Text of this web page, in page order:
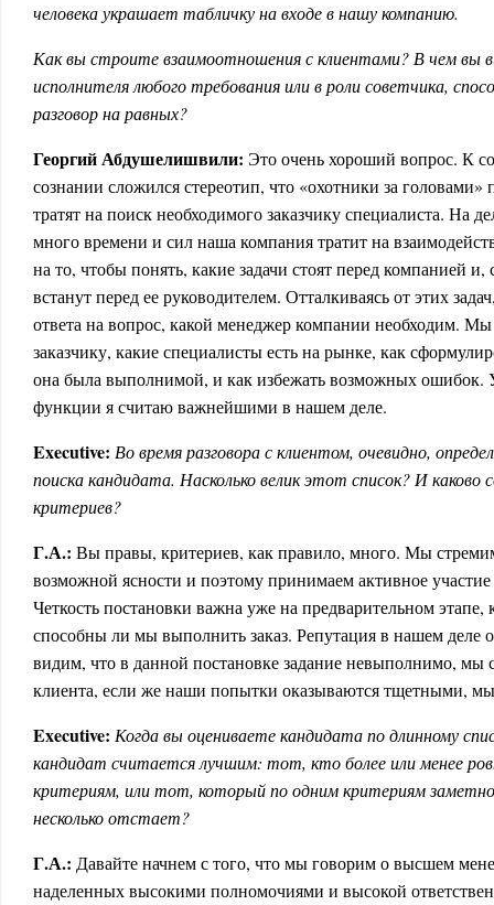
человека украшает табличку на входе в нашу компанию.
Как вы строите взаимоотношения с клиентами? В чем вы
исполнителя любого требования или в роли советчика,
разговор на равных?
Георгий Абдушелишвили: Это очень хороший вопрос. К
сознании сложился стереотип, что «охотники за головами»
тратят на поиск необходимого заказчику специалиста. На
много времени и сил наша компания тратит на
на то, чтобы понять, какие задачи стоят перед компанией и,
встанут перед ее руководителем. Отталкиваясь от этих
ответа на вопрос, какой менеджер компании необходим.
заказчику, какие специалисты есть на рынке, как
она была выполнимой, и как избежать возможных ошибок.
функции я считаю важнейшими в нашем деле.
Executive: Во время разговора с клиентом, очевидно,
поиска кандидата. Насколько велик этот список? И каково
критериев?
Г.А.: Вы правы, критериев, как правило, много. Мы
возможной ясности и поэтому принимаем активное
Четкость постановки важна уже на предварительном
способны ли мы выполнить заказ. Репутация в нашем деле
видим, что в данной постановке задание невыполнимо, мы
клиента, если же наши попытки оказываются тщетными, мы
Executive: Когда вы оцениваете кандидата по длинному
кандидат считается лучшим: тот, кто более или менее
критериям, или тот, который по одним критериям
несколько отстает?
Г.А.: Давайте начнем с того, что мы говорим о высшем
наделенных высокими полномочиями и высокой